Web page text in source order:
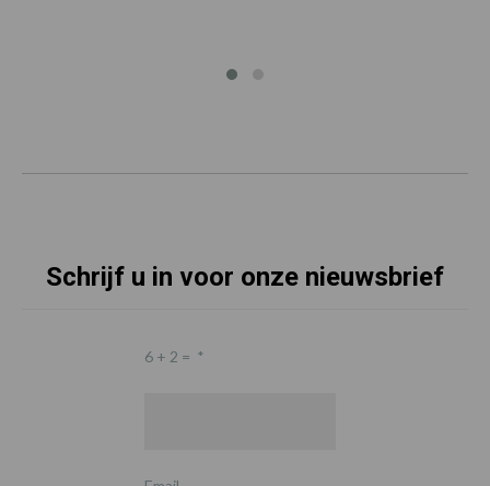
Schrijf u in voor onze nieuwsbrief
6 + 2 = *